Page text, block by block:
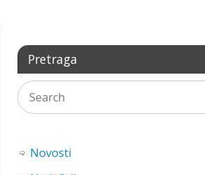
Pretraga
Novosti